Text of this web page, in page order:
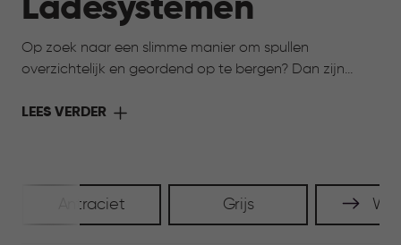
Ladesystemen
Op zoek naar een slimme manier om spullen
overzichtelijk en geordend op te bergen? Dan zijn
en maken het eenvoudig om items netjes te bewaren.
LEES VERDER
Antraciet Grijs Wit